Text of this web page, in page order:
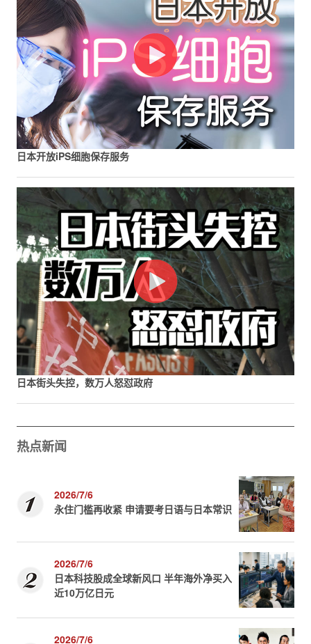
日本开放iPS细胞保存服务
日本街头失控，数万人怒怼政府
热点新闻
2026/7/6
永住门槛再收紧 申请要考日语与日本常识
2026/7/6
日本科技股成全球新风口 半年海外净买入
近10万亿日元
2026/7/6